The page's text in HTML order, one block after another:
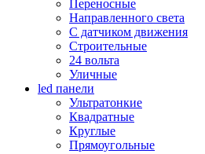
Переносные
Направленного света
С датчиком движения
Строительные
24 вольта
Уличные
led панели
Ультратонкие
Квадратные
Круглые
Прямоугольные